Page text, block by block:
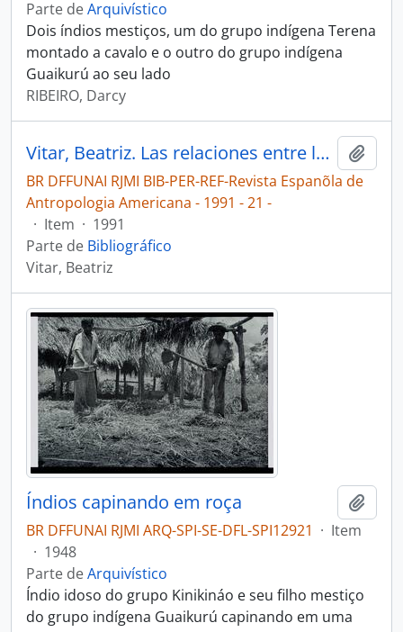
Parte deArquivístico
Dois índios mestiços, um do grupo indígena Terena
montado a cavalo e o outro do grupo indígena
Guaikurú ao seu lado
RIBEIRO, Darcy
Vitar, Beatriz. Las relaciones entre los indígenas y el mundo colonial en um espacio conflictivo [Revista Espanõla de Antropologia Americana: la frontera tucumano - chaquena en el siglo XVIII]
BR DFFUNAI RJMI BIB-PER-REF-Revista Espanõla de
Antropologia Americana - 1991 - 21 -
· Item · 1991
Parte de Bibliográfico
Vitar, Beatriz
Índios capinando em roça
BR DFFUNAI RJMI ARQ-SPI-SE-DFL-SPI12921 · Item
· 1948
Parte deArquivístico
Índio idoso do grupo Kinikináo e seu filho mestiço
do grupo indígena Guaikurú capinando em uma